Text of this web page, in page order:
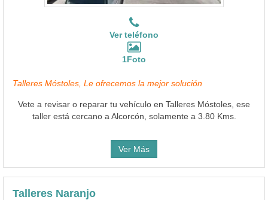
Ver teléfono
1Foto
Talleres Móstoles, Le ofrecemos la mejor solución
Vete a revisar o reparar tu vehículo en Talleres Móstoles, ese
taller está cercano a Alcorcón, solamente a 3.80 Kms.
Ver Más
Talleres Naranjo